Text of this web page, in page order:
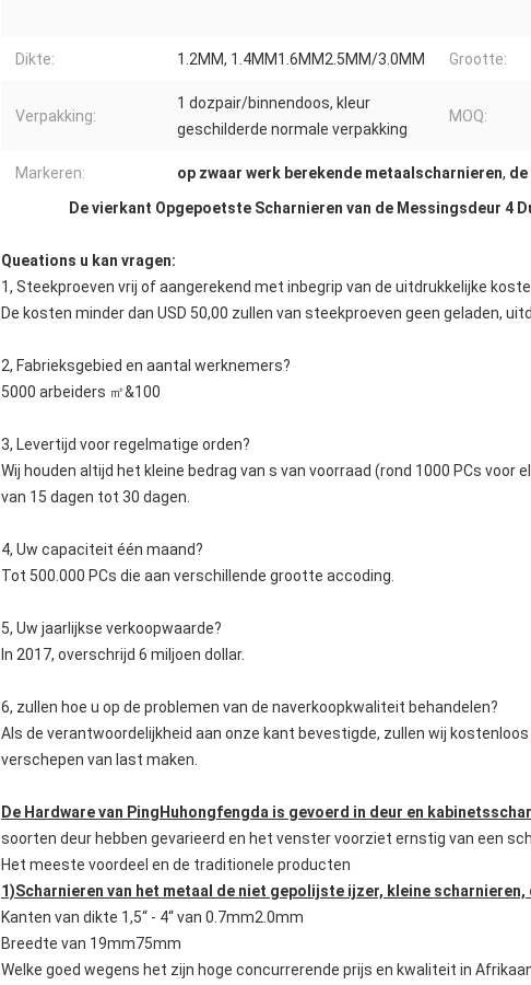
Dikte: 1.2MM, 1.4MM1.6MM2.5MM/3.0MM Grootte:
Verpakking:
1 dozpair/binnendoos, kleur
geschilderde normale verpakking
MOQ:
Markeren: op zwaar werk berekende metaalscharnieren,
De vierkant Opgepoetste Scharnieren van de Messingsdeur
Queations u kan vragen:
1, Steekproeven vrij of aangerekend met inbegrip van de uitdrukkelijke
De kosten minder dan USD 50,00 zullen van steekproeven geen geladen,
2, Fabrieksgebied en aantal werknemers?
5000 arbeiders ㎡&100
3, Levertijd voor regelmatige orden?
Wij houden altijd het kleine bedrag van s van voorraad (rond 1000 PCs voor
van 15 dagen tot 30 dagen.
4, Uw capaciteit één maand?
Tot 500.000 PCs die aan verschillende grootte accoding.
5, Uw jaarlijkse verkoopwaarde?
In 2017, overschrijd 6 miljoen dollar.
6, zullen hoe u op de problemen van de naverkoopkwaliteit behandelen?
Als de verantwoordelijkheid aan onze kant bevestigde, zullen wij
verschepen van last maken.
De Hardware van PingHuhongfengda is gevoerd in deur en
soorten deur hebben gevarieerd en het venster voorziet ernstig van een
Het meeste voordeel en de traditionele producten
1)Scharnieren van het metaal de niet gepolijste ijzer, kleine scharnieren,
Kanten van dikte 1,5“ - 4“ van 0.7mm2.0mm
Breedte van 19mm75mm
Welke goed wegens het zijn hoge concurrerende prijs en kwaliteit in